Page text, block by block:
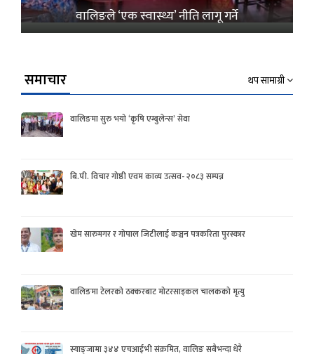
वालिङले ‘एक स्वास्थ्य’ नीति लागू गर्ने
समाचार थप सामाग्री
वालिङमा सुरु भयो ‘कृषि एम्बुलेन्स’ सेवा
बि.पी. विचार गोष्ठी एवम काव्य उत्सव- २०८३ सम्पन्न
खेम सारुमगर र गोपाल जिटीलाई कञ्चन पत्रकरिता पुरस्कार
वालिङमा टेलरको ठक्करबाट मोटरसाइकल चालकको मृत्यु
स्याङ्जामा ३४४ एचआईभी संक्रमित, वालिङ सबैभन्दा धेरै